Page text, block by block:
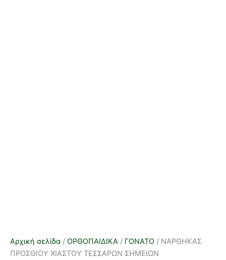
Αρχική σελίδα / ΟΡΘΟΠΑΙΔΙΚΑ / ΓΟΝΑΤΟ / ΝΑΡΘΗΚΑΣ
ΠΡΟΣΘΙΟΥ ΧΙΑΣΤΟΥ ΤΕΣΣΑΡΩΝ ΣΗΜΕΙΩΝ